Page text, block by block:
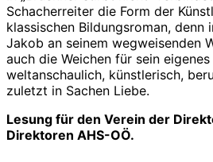
Schacherreiter die Form der
klassischen Bildungsroman, denn
Jakob an seinem wegweisenden
auch die Weichen für sein
weltanschaulich, künstlerisch,
zuletzt in Sachen Liebe.
Lesung für den Verein der
Direktoren AHS-OÖ.